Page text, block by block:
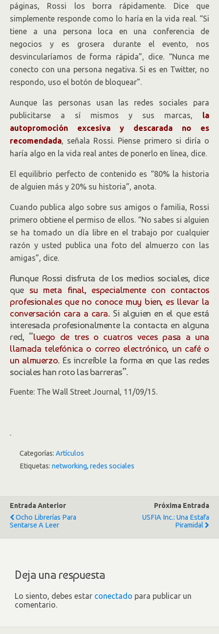
páginas, Rossi los borra rápidamente. Dice que
simplemente responde como lo haría en la vida real. “Si
tiene a una persona loca en una conferencia de
negocios y es grosera durante el evento, nos
desvincularíamos de forma rápida”, dice. “Nunca me
conecto con una persona negativa. Si es en Twitter, no
respondo, uso el botón de bloquear”.
Aunque las personas usan las redes sociales para
publicitarse a sí mismos y sus marcas, la
autopromoción excesiva y descarada no es
recomendada, señala Rossi. Piense primero si diría o
haría algo en la vida real antes de ponerlo en línea, dice.
El equilibrio perfecto de contenido es “80% la historia
de alguien más y 20% su historia”, anota.
Cuando publica algo sobre sus amigos o familia, Rossi
primero obtiene el permiso de ellos. “No sabes si alguien
se ha tomado un día libre en el trabajo por cualquier
razón y usted publica una foto del almuerzo con las
amigas”, dice.
Aunque Rossi disfruta de los medios sociales, dice
que su meta final, especialmente con contactos
profesionales que no conoce muy bien, es llevar la
conversación cara a cara. Si alguien en el que está
interesada profesionalmente la contacta en alguna
red, “luego de tres o cuatros veces pasa a una
llamada telefónica o correo electrónico, un café o
un almuerzo. Es increíble la forma en que las redes
sociales han roto las barreras”.
Fuente: The Wall Street Journal, 11/09/15.
.
Categorías: Artículos
Etiquetas: networking, redes sociales
Entrada Anterior
Ocho Librerías Para
Sentarse A Leer
Próxima Entrada
USFIA Inc.: Una Estafa
Piramidal
Deja una respuesta
Lo siento, debes estar conectado para publicar un
comentario.